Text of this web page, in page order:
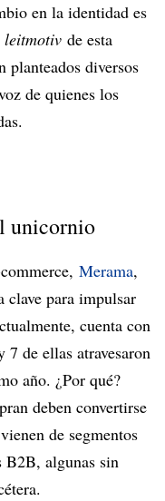
en la identidad es
leitmotiv de esta
planteados diversos
de quienes los
unicornio
Merama,
clave para impulsar
cuenta con
de ellas atravesaron
año. ¿Por qué?
deben convertirse
de segmentos
B2B, algunas sin